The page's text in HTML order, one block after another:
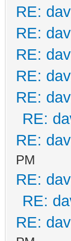
RE:
RE:
RE:
RE:
RE:
RE:
RE:
PM
RE:
RE:
RE: